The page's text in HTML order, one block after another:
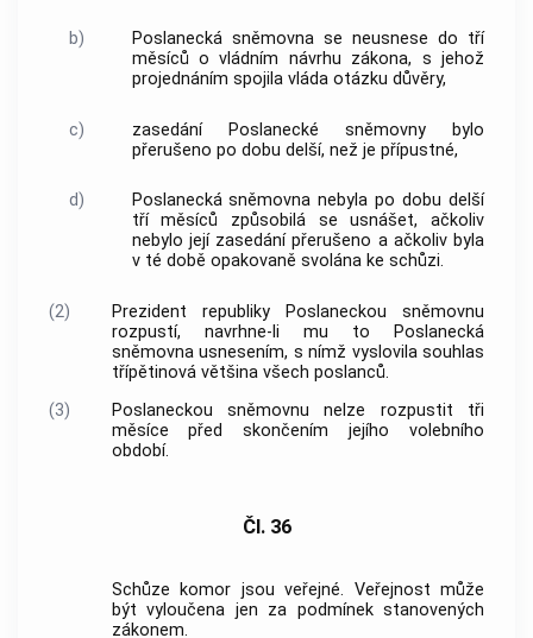
b)
Poslanecká sněmovna se neusnese do tří
měsíců o vládním návrhu zákona, s jehož
projednáním spojila vládaotázku důvěry,
c)
zasedání Poslanecké sněmovny bylo
přerušeno po dobu delší, než je přípustné,
d)
Poslanecká sněmovna nebyla po dobu delší
tří měsíců způsobilá se usnášet, ačkoliv
nebylo její zasedání přerušeno a ačkoliv byla
v té době opakovaně svolána ke schůzi.
(2)
Prezident republiky Poslaneckou sněmovnu
rozpustí, navrhne-li mu to Poslanecká
sněmovna usnesením, s nímž vyslovila souhlas
třípětinová většina všech poslanců.
(3)
Poslaneckou sněmovnu nelze rozpustit tři
měsíce před skončením jejího volebního
období.
Čl. 36
Schůze komor jsou veřejné. Veřejnost může
být vyloučena jen za podmínek stanovených
zákonem.